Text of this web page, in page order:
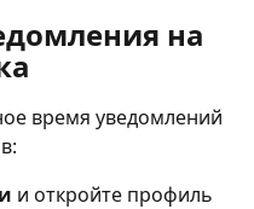
на
время уведомлений
и откройте профиль